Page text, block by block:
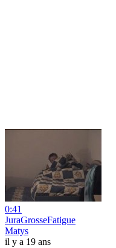
0:41
JuraGrosseFatigue
Matys
il y a 19 ans